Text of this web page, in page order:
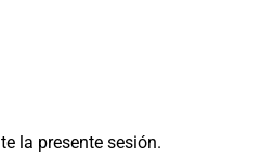
la presente sesión.